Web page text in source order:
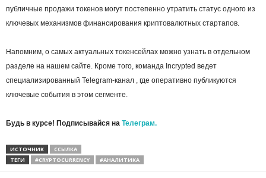
публичные продажи токенов могут постепенно утратить статус одного из
ключевых механизмов финансирования криптовалютных стартапов.
Напомним, о самых актуальных токенсейлах можно узнать в отдельном
разделе на нашем сайте. Кроме того, команда Incrypted ведет
специализированный Telegram-канал , где оперативно публикуются
ключевые события в этом сегменте.
Будь в курсе! Подписывайся на Телеграм.
ИСТОЧНИК
ССЫЛКА
ТЕГИ
#CRYPTOCURRENCY #АНАЛИТИКА